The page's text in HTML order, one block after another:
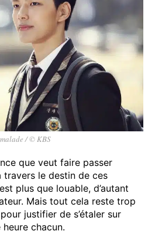
/ © KBS
que veut faire passer
travers le destin de ces
plus que louable, d’autant
Mais tout cela reste trop
justifier de s’étaler sur
heure chacun.